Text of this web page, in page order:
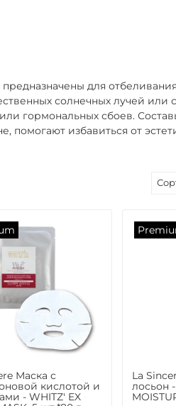
для
солнечных лучей или
гормональных сбоев.
помогают избавиться от
Маска с
кислотой и
- WHITZ' EX
La
лосьон